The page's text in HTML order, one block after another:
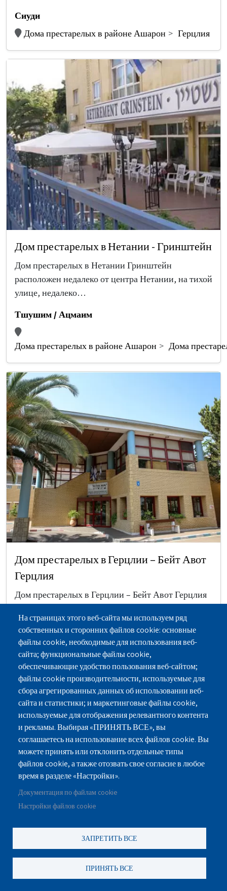
Сиуди
Дома престарелых в районе Ашарон
Герцлия
Дом престарелых в Нетании - Гринштейн
Дом престарелых в Нетании Гринштейн
расположен недалеко от центра Нетании, на тихой
улице, недалеко…
Тшушим / Ацмаим
Дома престарелых в районе Ашарон Дома
Дом престарелых в Герцлии – Бейт Авот
Герцлия
Дом престарелых в Герцлии – Бейт Авот Герцлия
1943 году…
Тшушим / Ацмаим
Дома престарелых в районе Ашарон
Герцлия
Дом престарелых в Рамат Ашароне –
На страницах этого веб-сайта мы используем ряд
собственных и сторонних файлов cookie: основные
файлы cookie, необходимые для использования веб-
сайта; функциональные файлы cookie,
обеспечивающие удобство пользования веб-сайтом;
файлы cookie производительности, используемые для
сбора агрегированных данных об использовании веб-
сайта и статистики; и маркетинговые файлы cookie,
используемые для отображения релевантного контента
и рекламы. Выбирая «ПРИНЯТЬ ВСЕ», вы
соглашаетесь на использование всех файлов cookie. Вы
можете принять или отклонить отдельные типы
файлов cookie, а также отозвать свое согласие в любое
время в разделе «Настройки».
Документация по файлам cookie
Настройки файлов cookie
ЗАПРЕТИТЬ ВСЕ
ПРИНЯТЬ ВСЕ